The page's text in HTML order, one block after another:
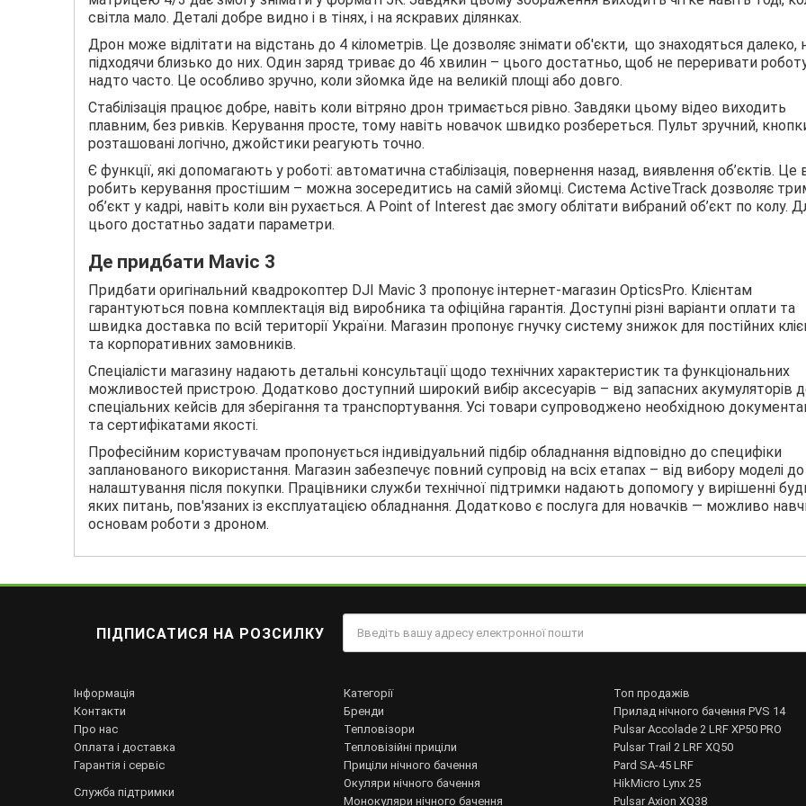
світла мало. Деталі добре видно і в тінях, і на яскравих ділянках.
Дрон може відлітати на відстань до 4 кілометрів. Це дозволяє знімати об'єкти, що знаходяться далеко,
підходячи близько до них. Один заряд триває до 46 хвилин – цього достатньо, щоб не переривати
надто часто. Це особливо зручно, коли зйомка йде на великій площі або довго.
Стабілізація працює добре, навіть коли вітряно дрон тримається рівно. Завдяки цьому відео виходить
плавним, без ривків. Керування просте, тому навіть новачок швидко розбереться. Пульт зручний,
розташовані логічно, джойстики реагують точно.
Є функції, які допомагають у роботі: автоматична стабілізація, повернення назад, виявлення об’єктів. Це
робить керування простішим – можна зосередитись на самій зйомці. Система ActiveTrack дозволяє
об’єкт у кадрі, навіть коли він рухається. А Point of Interest дає змогу облітати вибраний об’єкт по колу.
цього достатньо задати параметри.
Де придбати Mavic 3
Придбати оригінальний квадрокоптер DJI Mavic 3 пропонує інтернет-магазин OpticsPro. Клієнтам
гарантуються повна комплектація від виробника та офіційна гарантія. Доступні різні варіанти оплати та
швидка доставка по всій території України. Магазин пропонує гнучку систему знижок для постійних
та корпоративних замовників.
Спеціалісти магазину надають детальні консультації щодо технічних характеристик та функціональних
можливостей пристрою. Додатково доступний широкий вибір аксесуарів – від запасних акумуляторів
спеціальних кейсів для зберігання та транспортування. Усі товари супроводжено необхідною
та сертифікатами якості.
Професійним користувачам пропонується індивідуальний підбір обладнання відповідно до специфіки
запланованого використання. Магазин забезпечує повний супровід на всіх етапах – від вибору моделі до
налаштування після покупки. Працівники служби технічної підтримки надають допомогу у вирішенні
яких питань, пов'язаних із експлуатацією обладнання. Додатково є послуга для новачків — можливо
основам роботи з дроном.
ПІДПИСАТИСЯ НА РОЗСИЛКУ
Інформація
Контакти
Про нас
Оплата і доставка
Гарантія і сервіс
Служба підтримки
Категорії
Бренди
Тепловізори
Тепловізійні приціли
Приціли нічного бачення
Окуляри нічного бачення
Монокуляри нічного бачення
Топ продажів
Прилад нічного бачення PVS 14
Pulsar Accolade 2 LRF XP50 PRO
Pulsar Trail 2 LRF XQ50
Pard SA-45 LRF
HikMicro Lynx 25
Pulsar Axion XQ38